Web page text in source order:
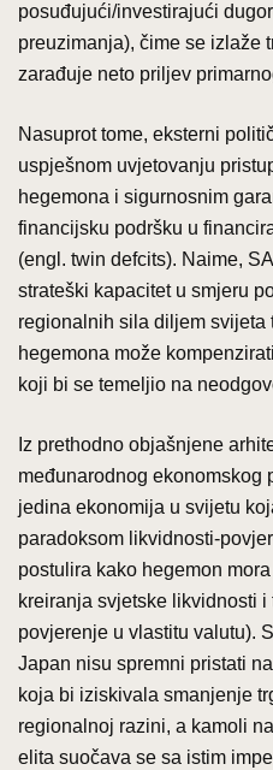
posuđujući/investirajući
preuzimanja), čime se izlaže
zarađuje neto priljev
Nasuprot tome, eksterni
uspješnom uvjetovanju
hegemona i sigurnosnim
financijsku podršku u
(engl. twin defcits). Naime,
strateški kapacitet u smjeru
regionalnih sila diljem svijeta
hegemona može
koji bi se temeljio na
Iz prethodno objašnjene
međunarodnog ekonomskog
jedina ekonomija u svijetu
paradoksom likvidnosti-
postulira kako hegemon
kreiranja svjetske likvidnosti
povjerenje u vlastitu valutu).
Japan nisu spremni pristati
koja bi iziskivala smanjenje
regionalnoj razini, a kamoli
elita suočava se sa istim